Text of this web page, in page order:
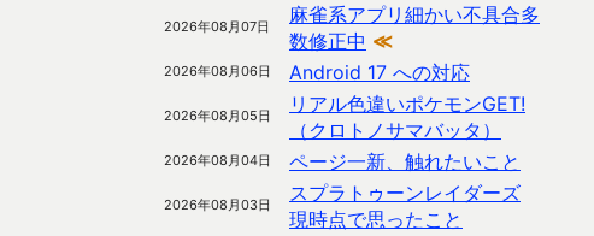
2026年08月07日
麻雀系アプリ細かい不具合多
数修正中 ≪
2026年08月06日 Android 17 への対応
2026年08月05日
リアル色違いポケモンGET!
（クロトノサマバッタ）
2026年08月04日 ページ一新、触れたいこと
2026年08月03日
スプラトゥーンレイダーズ
現時点で思ったこと